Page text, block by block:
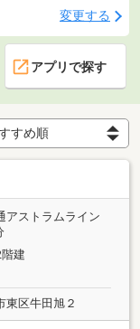
変更する
アプリで探す
アストラムライン
建
東区牛田旭２